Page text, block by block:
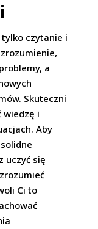
czytanie i
a
Skuteczni
wiedzę i
Aby
uczyć się
Ci to